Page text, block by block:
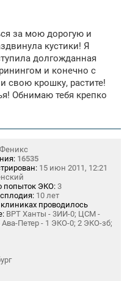
за мою дорогую и
кустики! Я
долгожданная
и конечно с
свою крошку, растите!
Обнимаю тебя крепко
16535
15 июн 2011, 12:21
попыток ЭКО: 3
10 лет
клиниках проводилось
ВРТ Ханты - 3ИИ-0; ЦСМ -
Петер - 1 ЭКО-0; 2 ЭКО-зб;